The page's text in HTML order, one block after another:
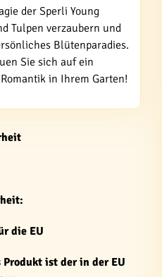
der Sperli Young
Tulpen verzaubern und
Blütenparadies.
Sie sich auf ein
in Ihrem Garten!
die EU
ist der in der EU